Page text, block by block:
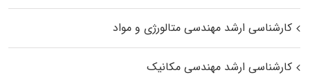
کارشناسی ارشد مهندسی متالورژی و مواد
کارشناسی ارشد مهندسی مکانیک